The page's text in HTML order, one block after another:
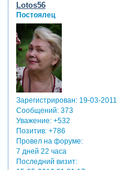
Lotos56
Постоялец
Зарегистрирован: 19-03-2011
Сообщений:373
Уважение: +532
Позитив: +786
Провел на форуме:
7 дней 22 часа
Последний визит: